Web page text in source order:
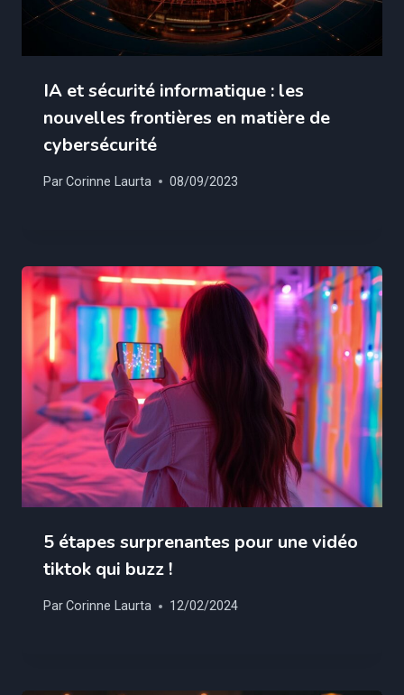
IA et sécurité informatique : les
nouvelles frontières en matière de
cybersécurité
ParCorinne Laurta 08/09/2023
5 étapes surprenantes pour une vidéo
tiktok qui buzz !
ParCorinne Laurta 12/02/2024